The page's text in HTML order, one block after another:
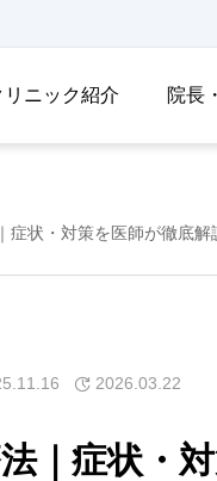
リニック紹介 院長
症状・対策を医師が徹底解
2026.03.22
｜症状・